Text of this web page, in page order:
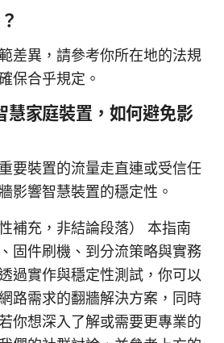
差異，請參考你所在地的法規
保合乎規定。
慧家庭裝置，如何避免影
要裝置的流量走直連或受信任
影響智慧裝置的穩定性。
補充，非結論段落） 本指南
固件刷機、到分流策略與實務
過實作與穩定性測試，你可以
路需求的翻牆解決方案，同時
你想深入了解或需要更專業的